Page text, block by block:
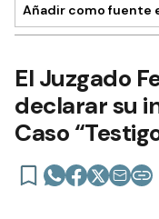
Añadir como fuente
El Juzgado
declarar su
Caso